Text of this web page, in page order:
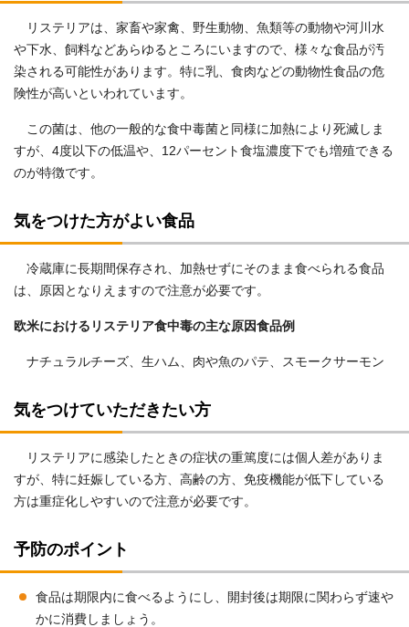
リステリアは、家畜や家禽、野生動物、魚類等の動物や河川水
や下水、飼料などあらゆるところにいますので、様々な食品が汚
染される可能性があります。特に乳、食肉などの動物性食品の危
険性が高いといわれています。
この菌は、他の一般的な食中毒菌と同様に加熱により死滅しま
すが、4度以下の低温や、12パーセント食塩濃度下でも増殖できる
のが特徴です。
気をつけた方がよい食品
冷蔵庫に長期間保存され、加熱せずにそのまま食べられる食品
は、原因となりえますので注意が必要です。
欧米におけるリステリア食中毒の主な原因食品例
ナチュラルチーズ、生ハム、肉や魚のパテ、スモークサーモン
気をつけていただきたい方
リステリアに感染したときの症状の重篤度には個人差がありま
すが、特に妊娠している方、高齢の方、免疫機能が低下している
方は重症化しやすいので注意が必要です。
予防のポイント
食品は期限内に食べるようにし、開封後は期限に関わらず速や
かに消費しましょう。